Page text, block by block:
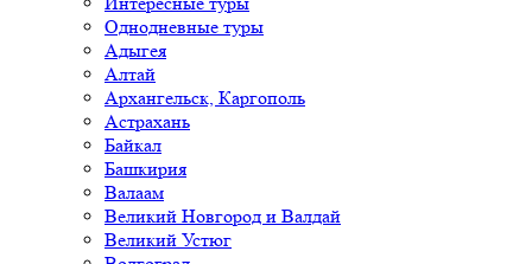
Однодневные туры
Адыгея
Алтай
Архангельск, Каргополь
Астрахань
Байкал
Башкирия
Валаам
Великий Новгород и Валдай
Великий Устюг